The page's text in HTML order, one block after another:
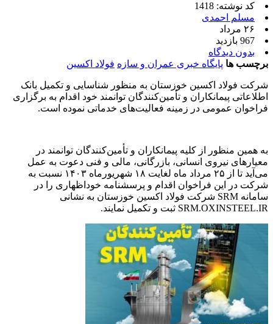
کد نوشته: 1418
مسلم احمدی
۲۶ مرداد
967 بازدید
بدون دیدگاه
برچسب ها پایگاه خبری عمران و سازه فولاد اکسین
شرکت فولاد اکسین خوزستان به منظور شناسایی و تکمیل بانک
اطلاعاتی پیمانکاران و تأمین‌کنندگان توانمند خود اقدام به برگزاری
فراخوان عمومی در زمینه فعالیت‌های خدماتی نموده است.
به همین منظور از کلیه پیمانکاران و تأمین‌کنندگان توانمند در
معیارهای نیروی انسانی، بازرگانی، مالی و فنی دعوت به عمل
می‌آید تا از ۲۵ مرداد ماه لغایت ۱۸ شهریورماه ۱۴۰۳ نسبت به
شرکت در این فراخوان اقدام و پرسشنامه خوداظهاری را در
سامانه SRM شرکت فولاد اکسین خوزستان به نشانی
SRM.OXINSTEEL.IR ثبت و تکمیل نمایند.